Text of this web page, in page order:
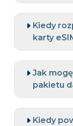
Kiedy
karty
Jak
pakietu
Kiedy